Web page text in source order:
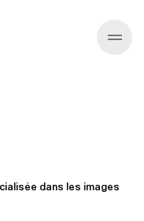
dans les images